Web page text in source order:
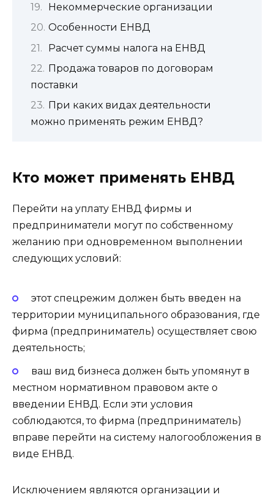
Некоммерческие организации
Особенности ЕНВД
Расчет суммы налога на ЕНВД
Продажа товаров по договорам
поставки
При каких видах деятельности
можно применять режим ЕНВД?
Кто может применять ЕНВД
Перейти на уплату ЕНВД фирмы и
предприниматели могут по собственному
желанию при одновременном выполнении
следующих условий:
этот спецрежим должен быть введен на
территории муниципального образования, где
фирма (предприниматель) осуществляет свою
деятельность;
ваш вид бизнеса должен быть упомянут в
местном нормативном правовом акте о
введении ЕНВД. Если эти условия
соблюдаются, то фирма (предприниматель)
вправе перейти на систему налогообложения в
виде ЕНВД.
Исключением являются организации и